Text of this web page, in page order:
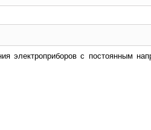
электроприборов с постоянным